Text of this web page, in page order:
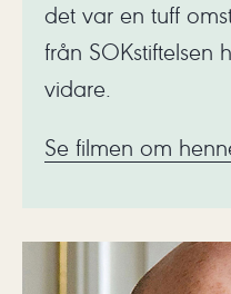
det var en tuff
från SOKstiftelsen
vidare.
Se filmen om